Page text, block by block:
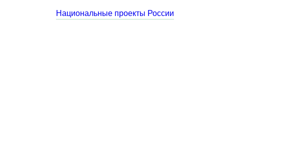
Национальные проекты России